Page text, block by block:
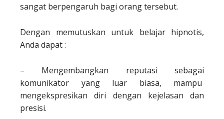
sangat berpengaruh bagi orang tersebut.
Dengan memutuskan untuk belajar hipnotis,
Anda dapat :
– Mengembangkan reputasi sebagai
komunikator yang luar biasa, mampu
mengekspresikan diri dengan kejelasan dan
presisi.